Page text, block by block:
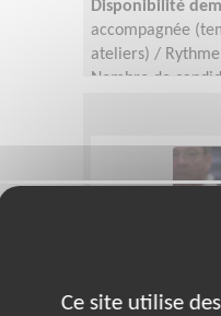
Disponibilité
accompagnée
ateliers) /
Nombre de
Ce site utilise